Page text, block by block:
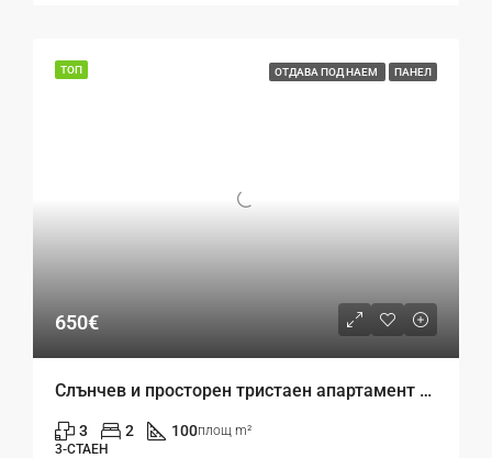
ТОП ОТДАВА ПОД НАЕМ ПАНЕЛ
650€
Слънчев и просторен тристаен апартамент под наем в кв. Левски – до Втори корпус на ИУ
3 2 100площ m²
3-СТАЕН